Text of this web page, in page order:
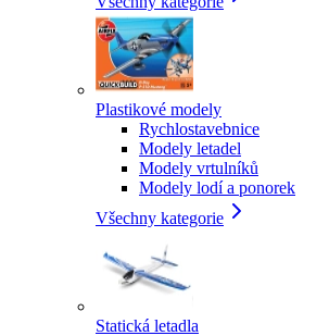
Plastikové modely
Rychlostavebnice
Modely letadel
Modely vrtulníků
Modely lodí a ponorek
Všechny kategorie
Statická letadla